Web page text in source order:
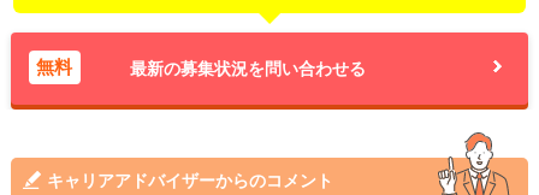
無料 最新の募集状況を問い合わせる
キャリアアドバイザーからのコメント